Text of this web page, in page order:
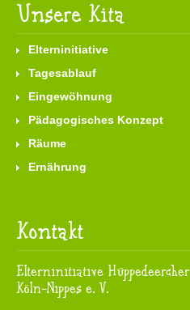
Unsere Kita
Elterninitiative
Tagesablauf
Eingewöhnung
Pädagogisches Konzept
Räume
Ernährung
Kontakt
Elterninitiative Hüppedeercher
Köln-Nippes e. V.